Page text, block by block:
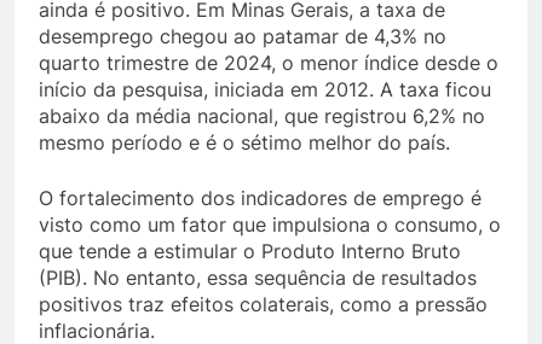
ainda é positivo. Em Minas Gerais, a taxa de
desemprego chegou ao patamar de 4,3% no
quarto trimestre de 2024, o menor índice desde o
início da pesquisa, iniciada em 2012. A taxa ficou
abaixo da média nacional, que registrou 6,2% no
mesmo período e é o sétimo melhor do país.
O fortalecimento dos indicadores de emprego é
visto como um fator que impulsiona o consumo, o
que tende a estimular o Produto Interno Bruto
(PIB). No entanto, essa sequência de resultados
positivos traz efeitos colaterais, como a pressão
inflacionária.